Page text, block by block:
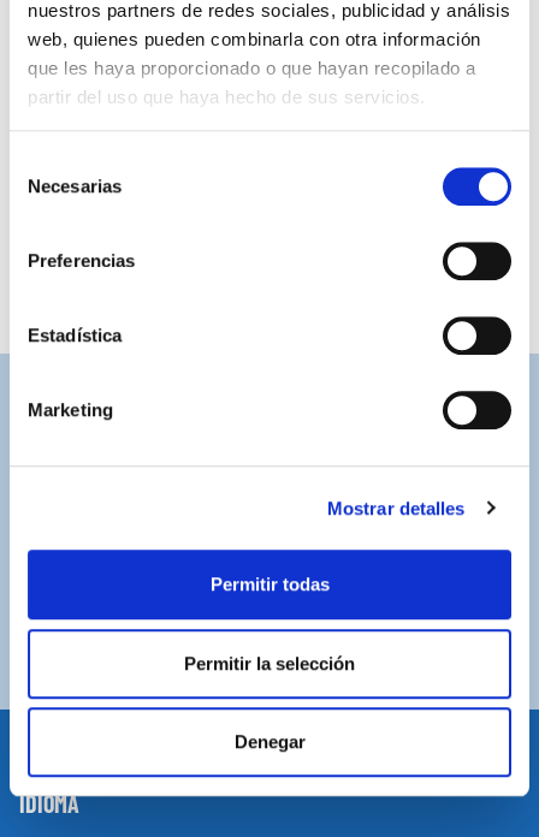
nuestros partners de redes sociales, publicidad y análisis
web, quienes pueden combinarla con otra información
que les haya proporcionado o que hayan recopilado a
partir del uso que haya hecho de sus servicios.
Necesarias
Preferencias
Estadística
Marketing
Mostrar detalles
Permitir todas
Permitir la selección
Denegar
79,99 €
ASISTENCIA PERSONALIZADA
COMPRAS SEGURAS
Plataforma de pago segura a través de tarjeta o
IDIOMA